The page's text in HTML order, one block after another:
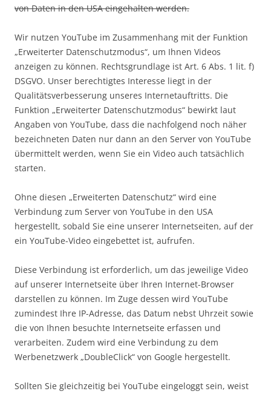
von Daten in den USA eingehalten werden.
Wir nutzen YouTube im Zusammenhang mit der Funktion
„Erweiterter Datenschutzmodus“, um Ihnen Videos
anzeigen zu können. Rechtsgrundlage ist Art. 6 Abs. 1 lit. f)
DSGVO. Unser berechtigtes Interesse liegt in der
Qualitätsverbesserung unseres Internetauftritts. Die
Funktion „Erweiterter Datenschutzmodus“ bewirkt laut
Angaben von YouTube, dass die nachfolgend noch näher
bezeichneten Daten nur dann an den Server von YouTube
übermittelt werden, wenn Sie ein Video auch tatsächlich
starten.
Ohne diesen „Erweiterten Datenschutz“ wird eine
Verbindung zum Server von YouTube in den USA
hergestellt, sobald Sie eine unserer Internetseiten, auf der
ein YouTube-Video eingebettet ist, aufrufen.
Diese Verbindung ist erforderlich, um das jeweilige Video
auf unserer Internetseite über Ihren Internet-Browser
darstellen zu können. Im Zuge dessen wird YouTube
zumindest Ihre IP-Adresse, das Datum nebst Uhrzeit sowie
die von Ihnen besuchte Internetseite erfassen und
verarbeiten. Zudem wird eine Verbindung zu dem
Werbenetzwerk „DoubleClick“ von Google hergestellt.
Sollten Sie gleichzeitig bei YouTube eingeloggt sein, weist